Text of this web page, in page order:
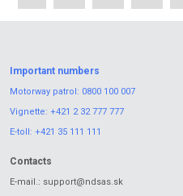
Important numbers
Motorway patrol: 0800 100 007
Vignette: +421 2 32 777 777
E-toll: +421 35 111 111
Contacts
E-mail.: support@ndsas.sk